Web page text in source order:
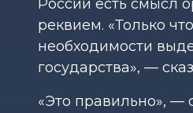
России есть смысл
реквием. «Только
необходимости
государства», —
«Это правильно», —